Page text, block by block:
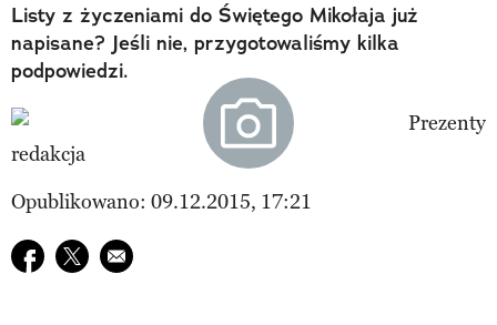
Listy z życzeniami do Świętego Mikołaja już
napisane? Jeśli nie, przygotowaliśmy kilka
podpowiedzi.
redakcja
Opublikowano: 09.12.2015, 17:21
Udostępnij na facebook
Udostępnij na twitter
E-mail do przyjaciela